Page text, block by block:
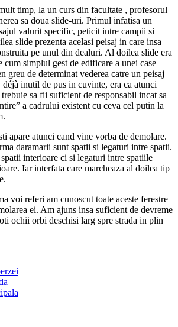
timp, la un curs din facultate , profesorul
sa doua slide-uri. Primul infatisa un
valurit specific, peticit intre campii si
slide prezenta acelasi peisaj in care insa
pe unul din dealuri. Al doilea slide era
cum simplul gest de edificare a unei case
greu de determinat vederea catre un peisaj
inutil de pus in cuvinte, era ca atunci
sa fii suficient de responsabil incat sa
a cadrului existent cu ceva cel putin la
apare atunci cand vine vorba de demolare.
daramarii sunt spatii si legaturi intre spatii.
interioare ci si legaturi intre spatiile
Iar interfata care marcheaza al doilea tip
voi referi am cunoscut toate aceste ferestre
ei. Am ajuns insa suficient de devreme
ochii orbi deschisi larg spre strada in plin